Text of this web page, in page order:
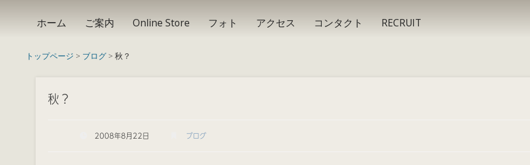
ホーム ご案内 Online Store フォト アクセス コンタクト RECRUIT
トップページ > ブログ> 秋？
秋？
2008年8月22日 ブログ